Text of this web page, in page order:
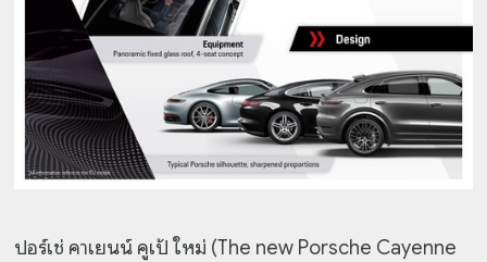
ปอร์เช่ คาเยนน์ คูเป้ ใหม่ (The new Porsche Cayenne